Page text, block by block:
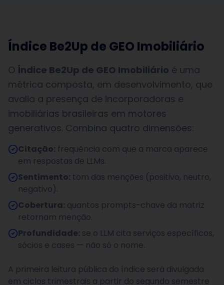
Índice Be2Up de GEO Imobiliário
O Índice Be2Up de GEO Imobiliário é uma
métrica composta, em desenvolvimento, que
avalia a presença de incorporadoras e
imobiliárias brasileiras em motores
generativos. Combina quatro dimensões:
Citação: frequência com que a marca aparece
em respostas de LLMs.
Sentimento: tom das menções (positivo, neutro,
negativo).
Cobertura: quantos prompts-chave da matriz
retornam menção.
Profundidade: se o LLM cita serviços específicos,
sócios e cases — não só o nome.
A primeira leitura pública do índice será divulgada
em ciclos trimestrais a partir do segundo semestre